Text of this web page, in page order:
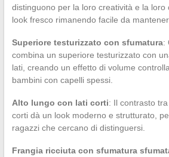
distinguono per la loro creatività e la loro
look fresco rimanendo facile da
Superiore testurizzato con sfumatura:
combina un superiore testurizzato con
lati, creando un effetto di volume
bambini con capelli spessi.
Alto lungo con lati corti: Il contrasto
corti dà un look moderno e strutturato,
ragazzi che cercano di distinguersi.
Frangia ricciuta con sfumatura